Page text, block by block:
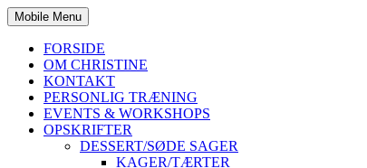
Mobile Menu
FORSIDE
OM CHRISTINE
KONTAKT
PERSONLIG TRÆNING
EVENTS & WORKSHOPS
OPSKRIFTER
DESSERT/SØDE SAGER
KAGER/TÆRTER